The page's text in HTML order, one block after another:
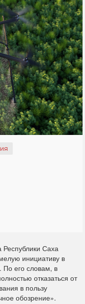
Республики Саха
инициативу в
его словам, в
отказаться от
в пользу
обозрение».